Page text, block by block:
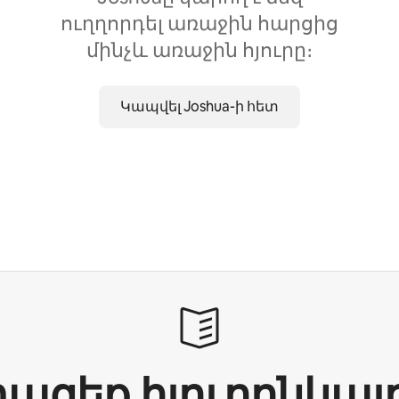
ուղղորդել առաջին հարցից
մինչև առաջին հյուրը։
Կապվել Joshua-ի հետ